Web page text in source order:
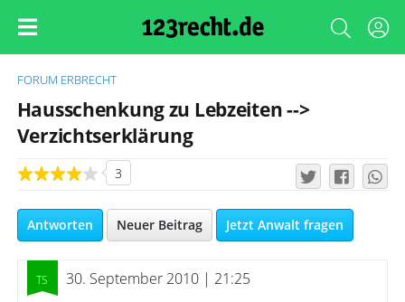
FORUM ERBRECHT
Hausschenkung zu Lebzeiten -->
Verzichtserklärung
3
Antworten Neuer Beitrag Jetzt Anwalt fragen
30. September 2010 | 21:25